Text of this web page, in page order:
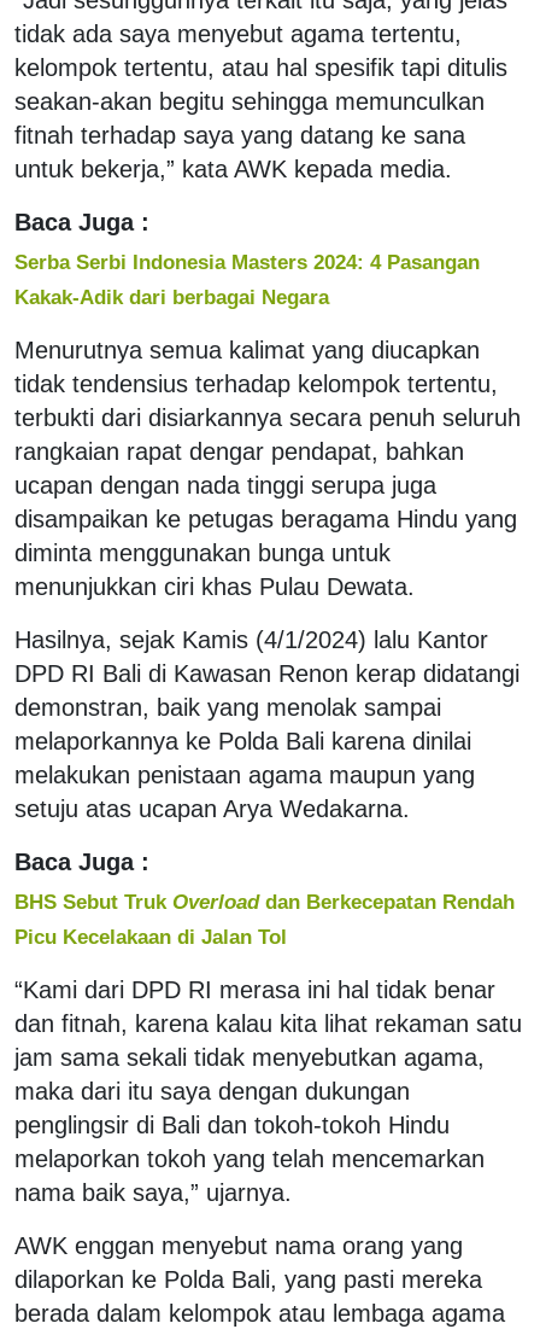
tidak ada saya menyebut agama tertentu,
kelompok tertentu, atau hal spesifik tapi ditulis
seakan-akan begitu sehingga memunculkan
fitnah terhadap saya yang datang ke sana
untuk bekerja,” kata AWK kepada media.
Baca Juga :
Serba Serbi Indonesia Masters 2024: 4 Pasangan
Kakak-Adik dari berbagai Negara
Menurutnya semua kalimat yang diucapkan
tidak tendensius terhadap kelompok tertentu,
terbukti dari disiarkannya secara penuh seluruh
rangkaian rapat dengar pendapat, bahkan
ucapan dengan nada tinggi serupa juga
disampaikan ke petugas beragama Hindu yang
diminta menggunakan bunga untuk
menunjukkan ciri khas Pulau Dewata.
Hasilnya, sejak Kamis (4/1/2024) lalu Kantor
DPD RI Bali di Kawasan Renon kerap didatangi
demonstran, baik yang menolak sampai
melaporkannya ke Polda Bali karena dinilai
melakukan penistaan agama maupun yang
setuju atas ucapan Arya Wedakarna.
Baca Juga :
BHS Sebut Truk Overloaddan Berkecepatan Rendah
Picu Kecelakaan di Jalan Tol
“Kami dari DPD RI merasa ini hal tidak benar
dan fitnah, karena kalau kita lihat rekaman satu
jam sama sekali tidak menyebutkan agama,
maka dari itu saya dengan dukungan
penglingsir di Bali dan tokoh-tokoh Hindu
melaporkan tokoh yang telah mencemarkan
nama baik saya,” ujarnya.
AWK enggan menyebut nama orang yang
dilaporkan ke Polda Bali, yang pasti mereka
berada dalam kelompok atau lembaga agama